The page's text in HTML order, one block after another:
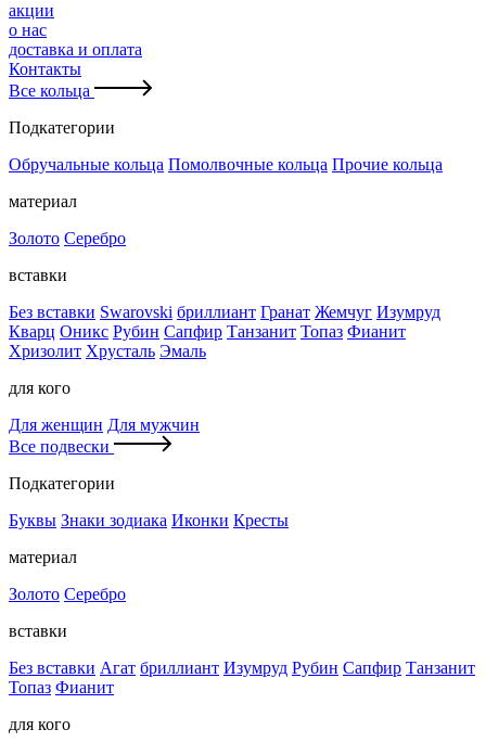
акции
о нас
доставка и оплата
Контакты
Все кольца
Подкатегории
Обручальные кольца Помолвочные кольца Прочие кольца
материал
Золото Серебро
вставки
Без вставки Swarovski бриллиант Гранат Жемчуг Изумруд
Кварц Оникс Рубин Сапфир Танзанит Топаз Фианит
Хризолит Хрусталь Эмаль
для кого
Для женщин Для мужчин
Все подвески
Подкатегории
Буквы Знаки зодиака Иконки Кресты
материал
Золото Серебро
вставки
Без вставки Агат бриллиант Изумруд Рубин Сапфир Танзанит
Топаз Фианит
для кого